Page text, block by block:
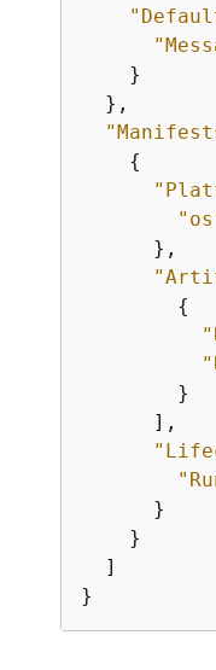
    }
  },
{
      },
{
        }
      ],
      }
    }
  ]
}